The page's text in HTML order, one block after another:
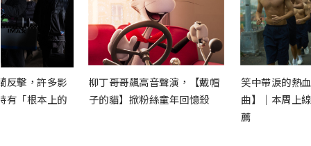
反擊，許多影
有「根本上的
柳丁哥哥飆高音聲演，【戴帽
子的貓】掀粉絲童年回憶殺
笑中帶淚的熱
曲】｜本周上
薦